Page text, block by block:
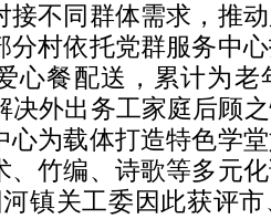
接不同群体需求，推
分村依托党群服务中
心餐配送，累计为
决外出务工家庭后顾
心为载体打造特色学
、竹编、诗歌等多元
河镇关工委因此获评